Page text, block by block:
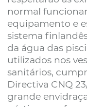
normal
equipamento e
sistema
da água das
utilizados nos
sanitários,
Directiva CNQ
grande